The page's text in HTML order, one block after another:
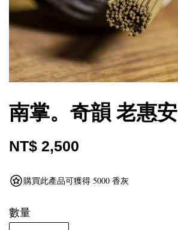
南掌。奇韻 老惠安
NT$ 2,500
購買此產品可獲得 5000 香灰
數量